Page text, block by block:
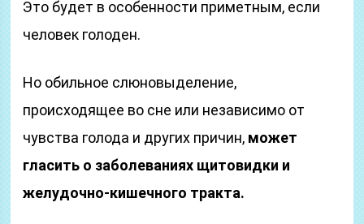
Это будет в особенности приметным, если
человек голоден.
Но обильное слюновыделение,
происходящее во сне или независимо от
чувства голода и других причин, может
гласить о заболеваниях щитовидки и
желудочно-кишечного тракта.